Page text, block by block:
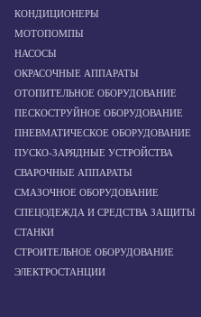
КОНДИЦИОНЕРЫ
МОТОПОМПЫ
НАСОСЫ
ОКРАСОЧНЫЕ АППАРАТЫ
ОТОПИТЕЛЬНОЕ ОБОРУДОВАНИЕ
ПЕСКОСТРУЙНОЕ ОБОРУДОВАНИЕ
ПНЕВМАТИЧЕСКОЕ ОБОРУДОВАНИЕ
ПУСКО-ЗАРЯДНЫЕ УСТРОЙСТВА
СВАРОЧНЫЕ АППАРАТЫ
СМАЗОЧНОЕ ОБОРУДОВАНИЕ
СПЕЦОДЕЖДА И СРЕДСТВА ЗАЩИТЫ
СТАНКИ
СТРОИТЕЛЬНОЕ ОБОРУДОВАНИЕ
ЭЛЕКТРОСТАНЦИИ